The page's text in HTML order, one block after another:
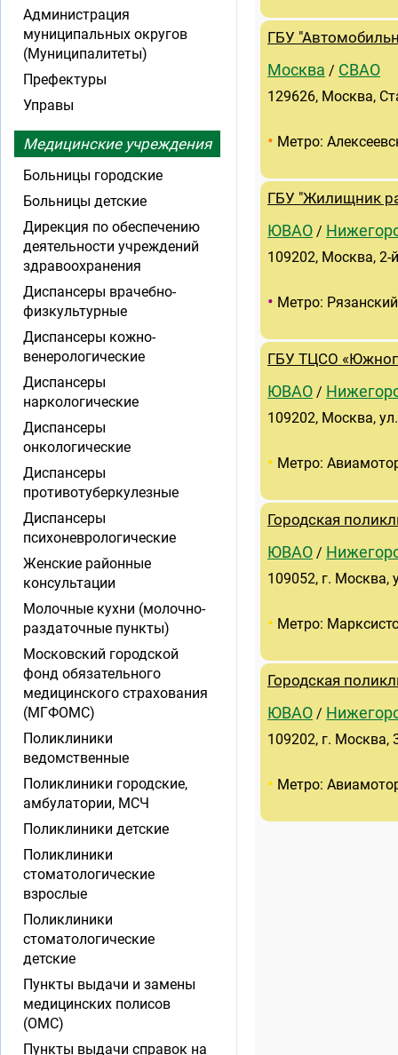
ГБУ
Москва / СВАО
129626, Москва,
• Метро:
ГБУ "Жилищник
ЮВАО /
109202, Москва, 2-
• Метро:
ГБУ ТЦСО
ЮВАО /
109202, Москва,
• Метро:
Городская
ЮВАО /
109052, г. Москва,
• Метро:
Городская
ЮВАО /
109202, г. Москва,
• Метро:
Администрация
муниципальных округов
(Муниципалитеты)
Префектуры
Управы
Медицинские учреждения
Больницы городские
Больницы детские
Дирекция по обеспечению
деятельности учреждений
здравоохранения
Диспансеры врачебно-
физкультурные
Диспансеры кожно-
венерологические
Диспансеры
наркологические
Диспансеры
онкологические
Диспансеры
противотуберкулезные
Диспансеры
психоневрологические
Женские районные
консультации
Молочные кухни (молочно-
раздаточные пункты)
Московский городской
фонд обязательного
медицинского страхования
(МГФОМС)
Поликлиники
ведомственные
Поликлиники городские,
амбулатории, МСЧ
Поликлиники детские
Поликлиники
стоматологические
взрослые
Поликлиники
стоматологические
детские
Пункты выдачи и замены
медицинских полисов
(ОМС)
Пункты выдачи справок на